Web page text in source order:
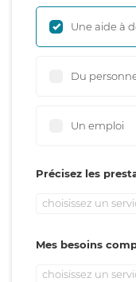
Une aide à
Du
Un emploi
Précisez les
choisissez un
Mes besoins
choisissez un